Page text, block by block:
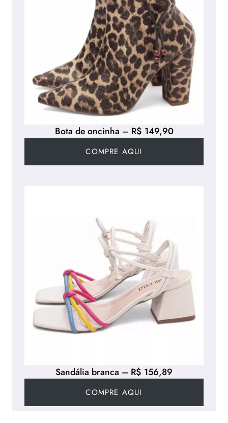
Sandália branca – R$ 156,89
COMPRE AQUI
Bota de oncinha – R$ 149,90
COMPRE AQUI